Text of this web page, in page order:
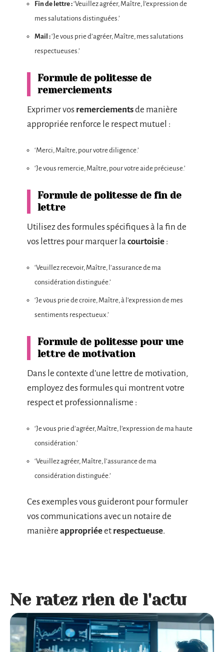
Fin de lettre :‘Veuillez agréer, Maître, l’expression de
mes salutations distinguées.’
Mail :‘Je vous prie d’agréer, Maître, mes salutations
respectueuses.’
Formule de politesse de
remerciements
Exprimer vos remerciementsde manière
appropriée renforce le respect mutuel :
‘Merci, Maître, pour votre diligence.’
‘Je vous remercie, Maître, pour votre aide précieuse.’
Formule de politesse de fin de
lettre
Utilisez des formules spécifiques à la fin de
vos lettres pour marquer la courtoisie :
‘Veuillez recevoir, Maître, l’assurance de ma
considération distinguée.’
‘Je vous prie de croire, Maître, à l’expression de mes
sentiments respectueux.’
Formule de politesse pour une
lettre de motivation
Dans le contexte d’une lettre de motivation,
employez des formules qui montrent votre
respect et professionnalisme :
‘Je vous prie d’agréer, Maître, l’expression de ma haute
considération.’
‘Veuillez agréer, Maître, l’assurance de ma
considération distinguée.’
Ces exemples vous guideront pour formuler
vos communications avec un notaire de
manière appropriéeet respectueuse.
Ne ratez rien de l'actu